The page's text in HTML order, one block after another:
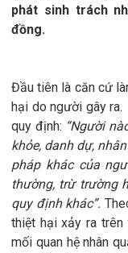
phát sinh trách
đồng.
Đầu tiên là căn cứ
hại do người gây
quy định: “Người
khỏe, danh dự,
pháp khác của
thường, trừ trường
quy định khác”.
thiệt hại xảy ra trên
mối quan hệ nhân